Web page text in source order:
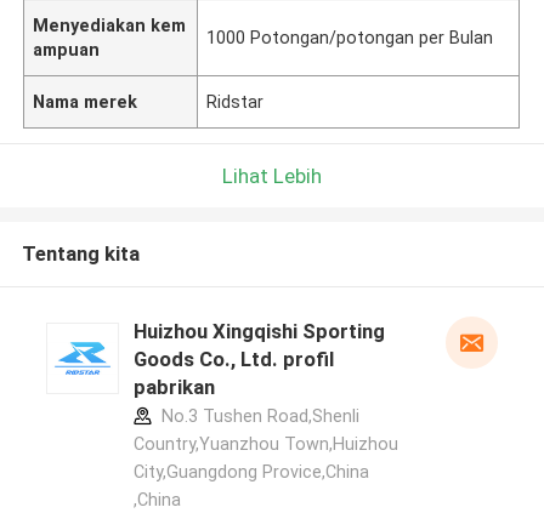
Menyediakan kem
ampuan
1000 Potongan/potongan per Bulan
Nama merek Ridstar
Lihat Lebih
Tentang kita
Huizhou Xingqishi Sporting
Goods Co., Ltd. profil
pabrikan
No.3 Tushen Road,Shenli
Country,Yuanzhou Town,Huizhou
City,Guangdong Provice,China
,China